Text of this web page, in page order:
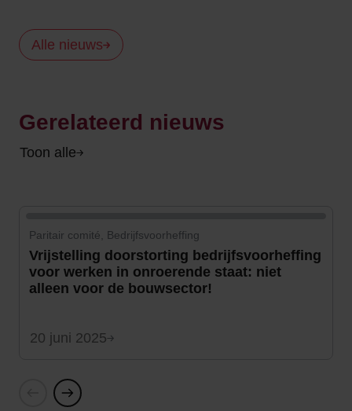
Alle nieuws
Gerelateerd nieuws
Toon alle
Paritair comité, Bedrijfsvoorheffing
Vrijstelling doorstorting bedrijfsvoorheffing
voor werken in onroerende staat: niet
alleen voor de bouwsector!
20 juni 2025
VorigeVolgende